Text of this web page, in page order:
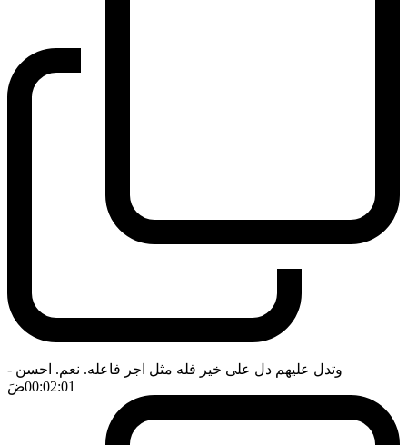
وتدل عليهم دل على خير فله مثل اجر فاعله. نعم. احسن -
00:02:01ضَ